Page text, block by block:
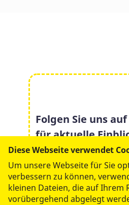
Folgen Sie uns
für aktuelle
Diese Webseite verwendet
Um unsere Webseite für Sie
verbessern zu können,
kleinen Dateien, die auf Ihrem
vorübergehend abgelegt